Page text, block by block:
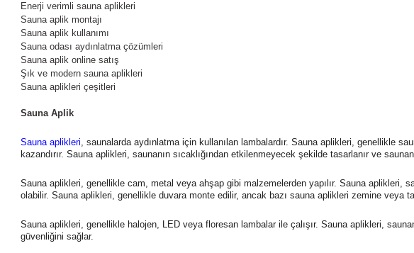
Enerji verimli sauna aplikleri
Sauna aplik montajı
Sauna aplik kullanımı
Sauna odası aydınlatma çözümleri
Sauna aplik online satış
Şık ve modern sauna aplikleri
Sauna aplikleri çeşitleri
Sauna Aplik
Sauna aplikleri, saunalarda aydınlatma için kullanılan lambalardır. Sauna aplikleri, genellikle
kazandırır. Sauna aplikleri, saunanın sıcaklığından etkilenmeyecek şekilde tasarlanır ve
Sauna aplikleri, genellikle cam, metal veya ahşap gibi malzemelerden yapılır. Sauna aplikleri,
olabilir. Sauna aplikleri, genellikle duvara monte edilir, ancak bazı sauna aplikleri zemine veya
Sauna aplikleri, genellikle halojen, LED veya floresan lambalar ile çalışır. Sauna aplikleri,
güvenliğini sağlar.